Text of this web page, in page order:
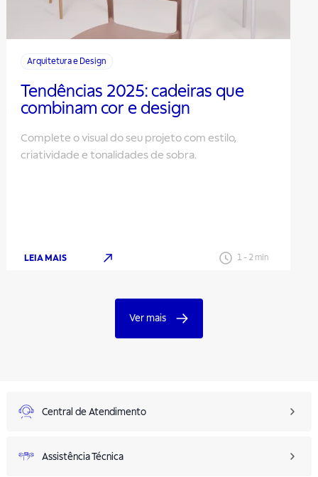
Arquitetura e Design
Tendências 2025: cadeiras que
combinam cor e design
Complete o visual do seu projeto com estilo,
criatividade e tonalidades de sobra.
LEIA MAIS 1- 2 min
Ver mais
Central de Atendimento
Assistência Técnica